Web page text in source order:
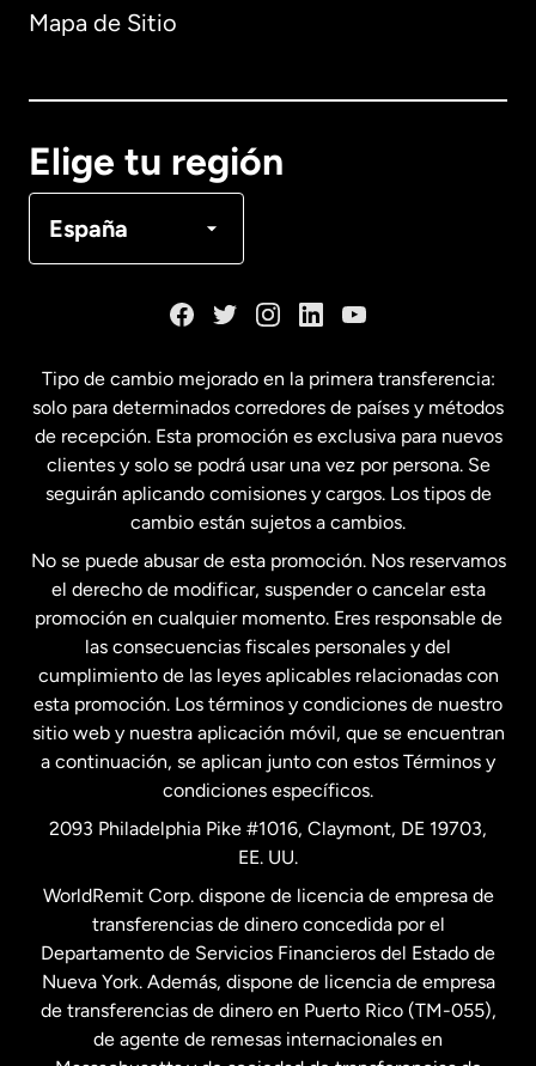
Mapa de Sitio
Elige tu región
España
Français
Estados Unidos English
Estados Unidos Español
Francia
Malasia
Nueva Zelanda
Países Bajos
Suecia
Tipo de cambio mejorado en la primera transferencia:
solo para determinados corredores de países y métodos
de recepción. Esta promoción es exclusiva para nuevos
clientes y solo se podrá usar una vez por persona. Se
seguirán aplicando comisiones y cargos. Los tipos de
cambio están sujetos a cambios.
No se puede abusar de esta promoción. Nos reservamos
el derecho de modificar, suspender o cancelar esta
promoción en cualquier momento. Eres responsable de
las consecuencias fiscales personales y del
cumplimiento de las leyes aplicables relacionadas con
esta promoción. Los términos y condiciones de nuestro
sitio web y nuestra aplicación móvil, que se encuentran
a continuación, se aplican junto con estos Términos y
condiciones específicos.
2093 Philadelphia Pike #1016, Claymont, DE 19703,
EE. UU.
WorldRemit Corp. dispone de licencia de empresa de
transferencias de dinero concedida por el
Departamento de Servicios Financieros del Estado de
Nueva York. Además, dispone de licencia de empresa
de transferencias de dinero en Puerto Rico (TM-055),
de agente de remesas internacionales en